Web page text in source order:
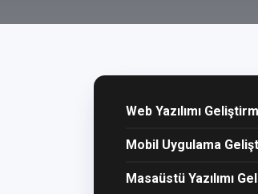
Web Yazılımı
Mobil Uygulama
Masaüstü Yazılımı